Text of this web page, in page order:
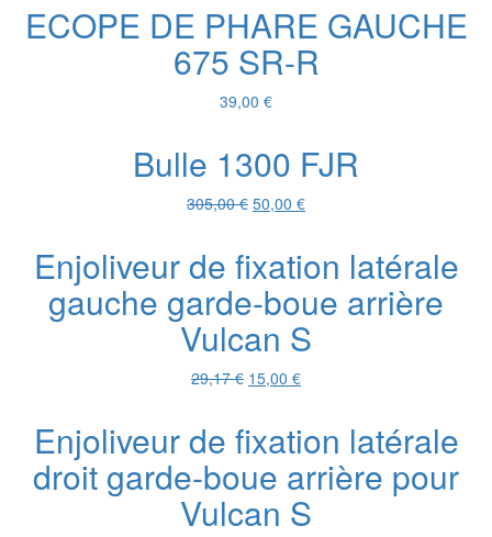
ECOPE DE PHARE GAUCHE
675 SR-R
39,00 €
Bulle 1300 FJR
305,00€ Le
était :
305,00 €.
50,00 €Le
est :
Enjoliveur de fixation latérale
gauche garde-boue arrière
Vulcan S
29,17€ Le
était :
15,00 €Le
est :
15,00 €.
Enjoliveur de fixation latérale
droit garde-boue arrière pour
Vulcan S